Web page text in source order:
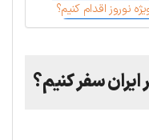
نوروز اقدام کنیم؟